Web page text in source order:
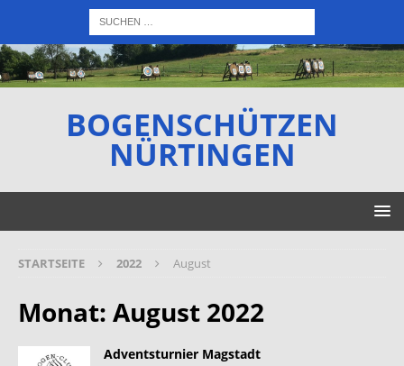
BOGENSCHÜTZEN
NÜRTINGEN
STARTSEITE 2022 August
Monat: August 2022
Adventsturnier Magstadt